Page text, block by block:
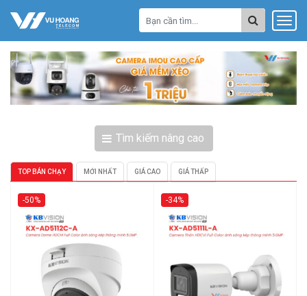
Tìm kiếm nâng cao
TOP BÁN CHẠY MỚI NHẤT GIÁ CAO GIÁ THẤP
-50% -34%